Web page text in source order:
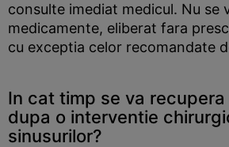
consulte imediat medicul. Nu se
medicamente, eliberat fara
cu exceptia celor recomandate
In cat timp se va
dupa o interventie
sinusurilor?